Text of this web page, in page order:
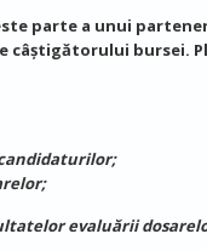
parte a unui
câștigătorului
candidaturilor;
evaluării